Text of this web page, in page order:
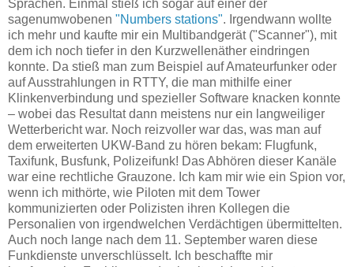
Sprachen. Einmal stieß ich sogar auf einer der
sagenumwobenen "Numbers stations". Irgendwann wollte
ich mehr und kaufte mir ein Multibandgerät ("Scanner"), mit
dem ich noch tiefer in den Kurzwellenäther eindringen
konnte. Da stieß man zum Beispiel auf Amateurfunker oder
auf Ausstrahlungen in RTTY, die man mithilfe einer
Klinkenverbindung und spezieller Software knacken konnte
– wobei das Resultat dann meistens nur ein langweiliger
Wetterbericht war. Noch reizvoller war das, was man auf
dem erweiterten UKW-Band zu hören bekam: Flugfunk,
Taxifunk, Busfunk, Polizeifunk! Das Abhören dieser Kanäle
war eine rechtliche Grauzone. Ich kam mir wie ein Spion vor,
wenn ich mithörte, wie Piloten mit dem Tower
kommunizierten oder Polizisten ihren Kollegen die
Personalien von irgendwelchen Verdächtigen übermittelten.
Auch noch lange nach dem 11. September waren diese
Funkdienste unverschlüsselt. Ich beschaffte mir